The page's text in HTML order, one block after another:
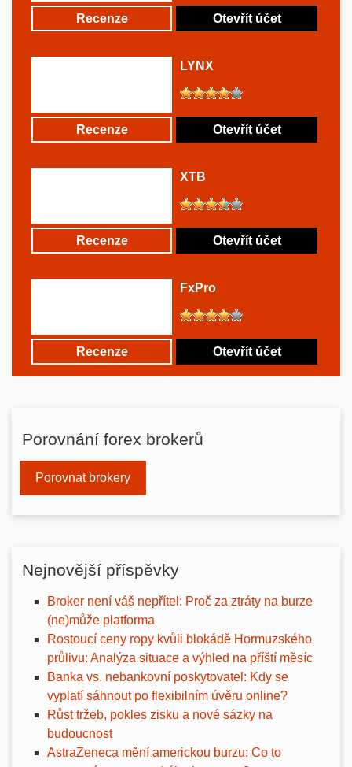
Recenze Otevřít účet
LYNX
Recenze Otevřít účet
XTB
Recenze Otevřít účet
FxPro
Recenze Otevřít účet
Porovnání forex brokerů
Porovnat brokery
Nejnovější příspěvky
Broker není váš nepřítel: Proč za ztráty na burze
(ne)může platforma
Rostoucí ceny ropy kvůli blokádě Hormuzského
průlivu: Analýza situace a výhled na příští měsíc
Banka vs. nebankovní poskytovatel: Kdy se
vyplatí sáhnout po flexibilním úvěru online?
Růst tržeb, pokles zisku a nové sázky na
budoucnost
AstraZeneca mění americkou burzu: Co to